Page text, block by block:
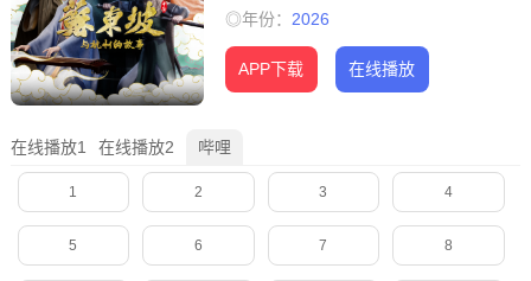
◎年份： 2026
APP下载 在线播放
在线播放1 在线播放2 哔哩
1 2 3 4
5 6 7 8